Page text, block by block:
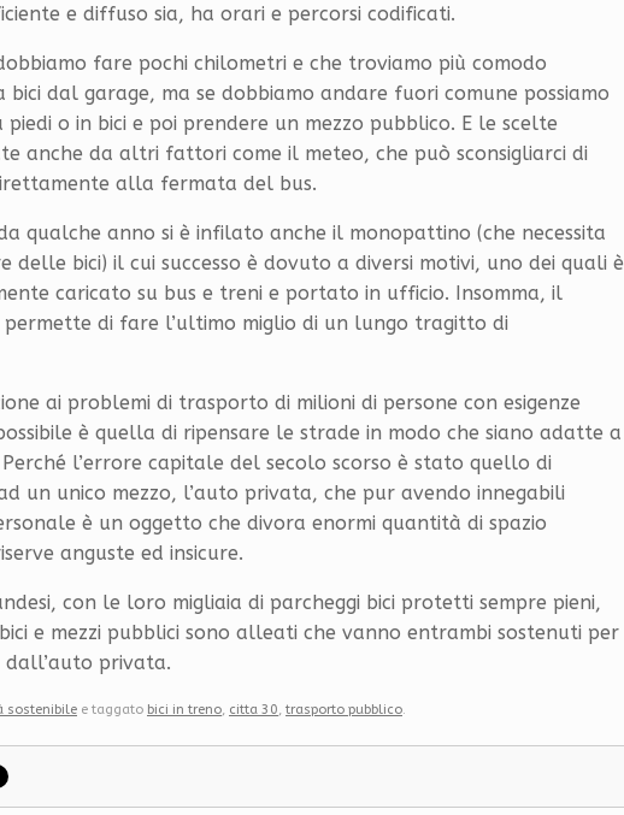
e diffuso sia, ha orari e percorsi codificati.
fare pochi chilometri e che troviamo più comodo
dal garage, ma se dobbiamo andare fuori comune possiamo
o in bici e poi prendere un mezzo pubblico. E le scelte
anche da altri fattori come il meteo, che può sconsigliarci di
alla fermata del bus.
qualche anno si è infilato anche il monopattino (che necessita
bici) il cui successo è dovuto a diversi motivi, uno dei quali è
caricato su bus e treni e portato in ufficio. Insomma, il
permette di fare l’ultimo miglio di un lungo tragitto di
ai problemi di trasporto di milioni di persone con esigenze
è quella di ripensare le strade in modo che siano adatte a
l’errore capitale del secolo scorso è stato quello di
un unico mezzo, l’auto privata, che pur avendo innegabili
è un oggetto che divora enormi quantità di spazio
anguste ed insicure.
con le loro migliaia di parcheggi bici protetti sempre pieni,
e mezzi pubblici sono alleati che vanno entrambi sostenuti per
privata.
sostenibile e taggato bici in treno citta 30 trasporto pubblico